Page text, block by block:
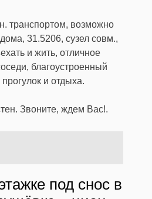
транспортом, возможно
31.5206, сузел совм.,
и жить, отличное
благоустроенный
и отдыха.
Звоните, ждем Вас!.
под снос в